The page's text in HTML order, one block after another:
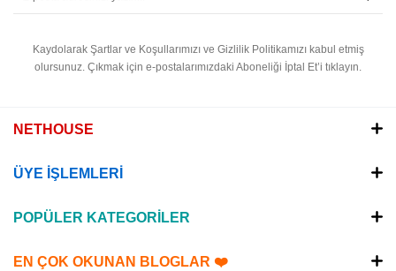
Kaydolarak Şartlar ve Koşullarımızı ve Gizlilik Politikamızı kabul etmiş
olursunuz. Çıkmak için e-postalarımızdaki Aboneliği İptal Et’i tıklayın.
NETHOUSE
ÜYE İŞLEMLERİ
POPÜLER KATEGORİLER
EN ÇOK OKUNAN BLOGLAR ❤️